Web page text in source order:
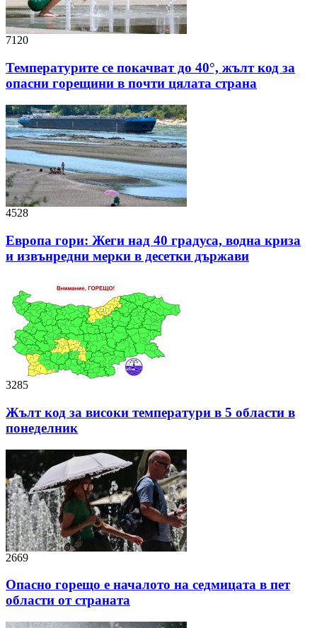
7120
Температурите се покачват до 40°, жълт код за
опасни горещини в почти цялата страна
4528
Европа гори: Жеги над 40 градуса, водна криза
и извънредни мерки в десетки държави
3285
Жълт код за високи температури в 5 области в
понеделник
2669
Опасно горещо е началото на седмицата в пет
области от страната